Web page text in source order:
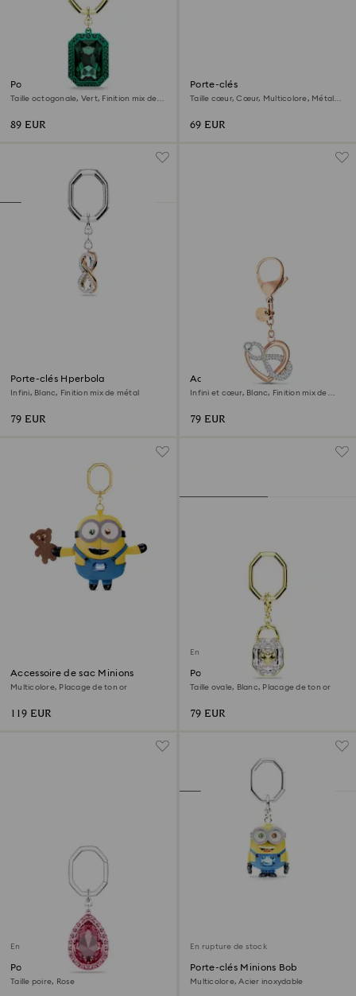
Porte-clés
Taille octogonale, Vert, Finition mix de
89 EUR
Porte-clés
Taille cœur, Cœur, Multicolore, Métal
69 EUR
Porte-clés Hperbola
Infini, Blanc, Finition mix de métal
79 EUR
Accessoire de sac Infinite
Infini et cœur, Blanc, Finition mix de
79 EUR
Accessoire de sac Minions
Multicolore, Placage de ton or
119 EUR
En rupture de stock
Porte-clés
Taille ovale, Blanc, Placage de ton or
79 EUR
En rupture de stock
Porte-clés
Taille poire, Rose
En rupture de stock
Porte-clés Minions Bob
Multicolore, Acier inoxydable